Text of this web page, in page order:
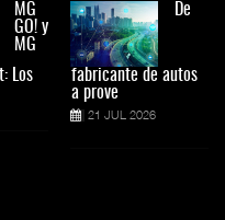
MG
GO! y
MG
Los
De
fabricante de autos
a prove
21 JUL 2026